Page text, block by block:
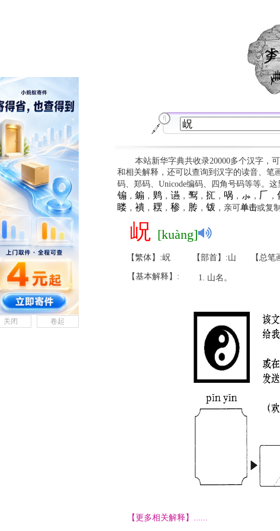
本站新华字典共收录20000多个汉字，
和相关解释，还可以查询到汉字的读音、笔
码、郑码、Unicode编码、四角号码等等。
䦂 ， 䥇 ， 䴗， 䜩， 䴕， 㧟 ， 㖞 ， ⺗ ， 𠂆 ，
䁖， 䙡， 䎬 ， 䅟， 䏝， 䥽，亲可单击或复
岲 [kuàng]
【繁体】:岲 【部首】:山 【总笔
【基本解释】: 山名。
【更多相关解释】......
关闭 卷起